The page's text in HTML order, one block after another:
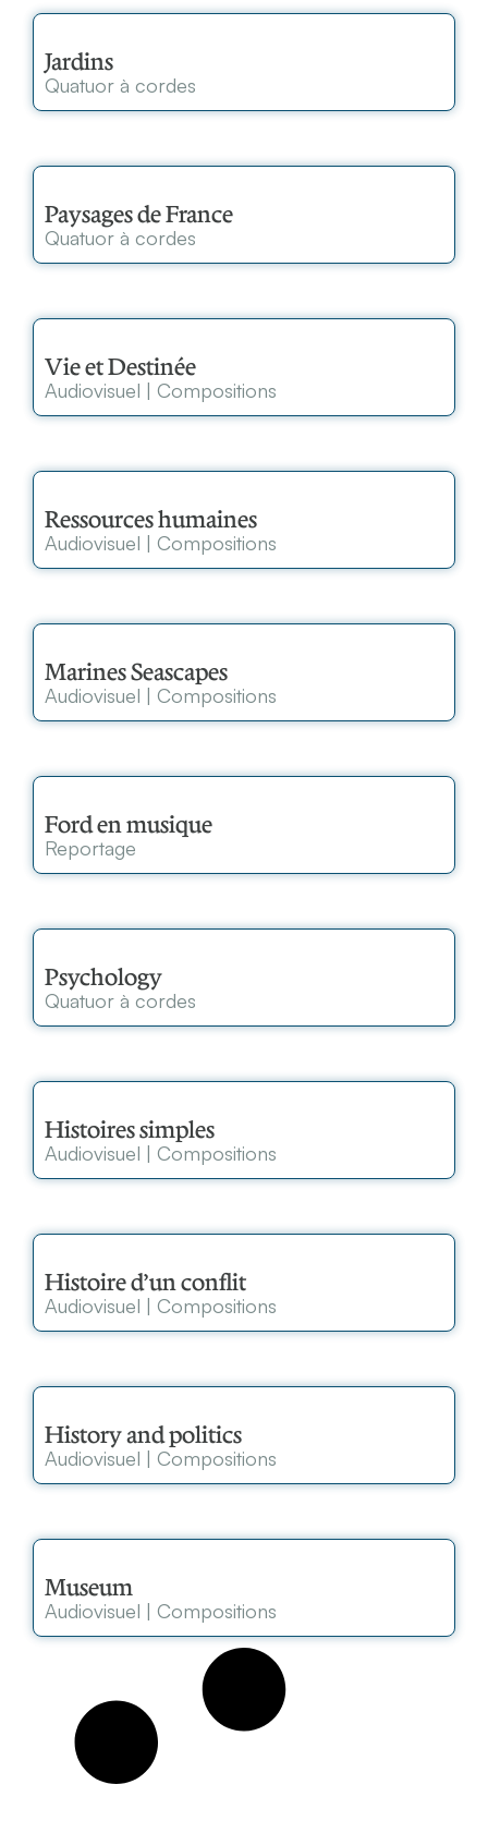
Jardins
Quatuor à cordes
Paysages de France
Quatuor à cordes
Vie et Destinée
Audiovisuel | Compositions
Ressources humaines
Audiovisuel | Compositions
Marines Seascapes
Audiovisuel | Compositions
Ford en musique
Reportage
Psychology
Quatuor à cordes
Histoires simples
Audiovisuel | Compositions
Histoire d’un conflit
Audiovisuel | Compositions
History and politics
Audiovisuel | Compositions
Museum
Audiovisuel | Compositions